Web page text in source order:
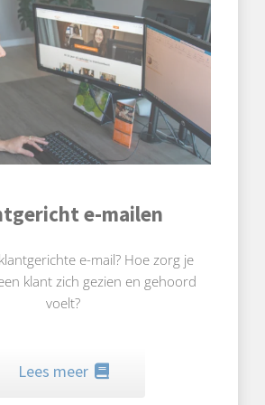
e-mailen
e-mail? Hoe zorg je
klant zich gezien en gehoord
voelt?
Lees meer